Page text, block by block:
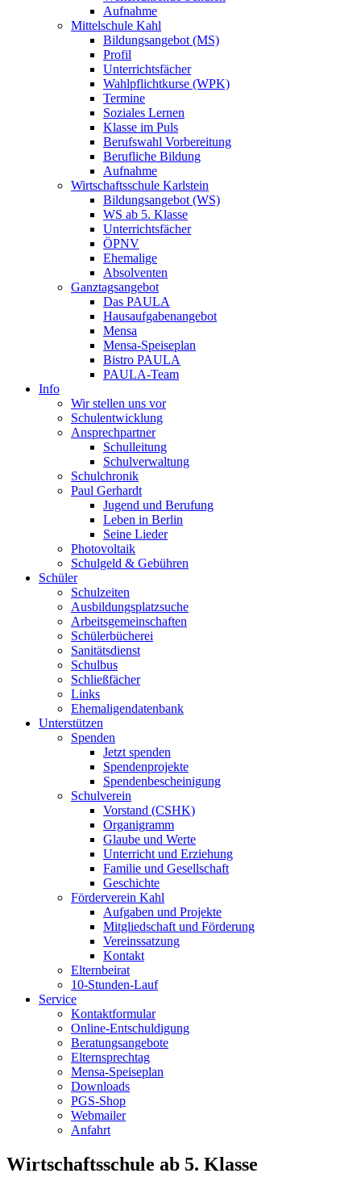
Aufnahme
Mittelschule Kahl
Bildungsangebot (MS)
Profil
Unterrichtsfächer
Wahlpflichtkurse (WPK)
Termine
Soziales Lernen
Klasse im Puls
Berufswahl Vorbereitung
Berufliche Bildung
Aufnahme
Wirtschaftsschule Karlstein
Bildungsangebot (WS)
WS ab 5. Klasse
Unterrichtsfächer
ÖPNV
Ehemalige
Absolventen
Ganztagsangebot
Das PAULA
Hausaufgabenangebot
Mensa
Mensa-Speiseplan
Bistro PAULA
PAULA-Team
Info
Wir stellen uns vor
Schulentwicklung
Ansprechpartner
Schulleitung
Schulverwaltung
Schulchronik
Paul Gerhardt
Jugend und Berufung
Leben in Berlin
Seine Lieder
Photovoltaik
Schulgeld & Gebühren
Schüler
Schulzeiten
Ausbildungsplatzsuche
Arbeitsgemeinschaften
Schülerbücherei
Sanitätsdienst
Schulbus
Schließfächer
Links
Ehemaligendatenbank
Unterstützen
Spenden
Jetzt spenden
Spendenprojekte
Spendenbescheinigung
Schulverein
Vorstand (CSHK)
Organigramm
Glaube und Werte
Unterricht und Erziehung
Familie und Gesellschaft
Geschichte
Förderverein Kahl
Aufgaben und Projekte
Mitgliedschaft und Förderung
Vereinssatzung
Kontakt
Elternbeirat
10-Stunden-Lauf
Service
Kontaktformular
Online-Entschuldigung
Beratungsangebote
Elternsprechtag
Mensa-Speiseplan
Downloads
PGS-Shop
Webmailer
Anfahrt
Wirtschaftsschule ab 5. Klasse